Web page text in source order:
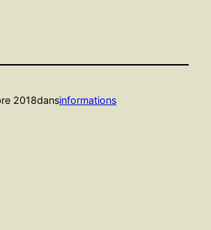
2018dansinformations